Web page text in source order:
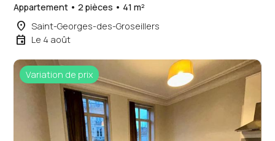
Appartement • 2 pièces • 41 m²
place Saint-Georges-des-Groseillers
event Le 4 août
Variation de prix